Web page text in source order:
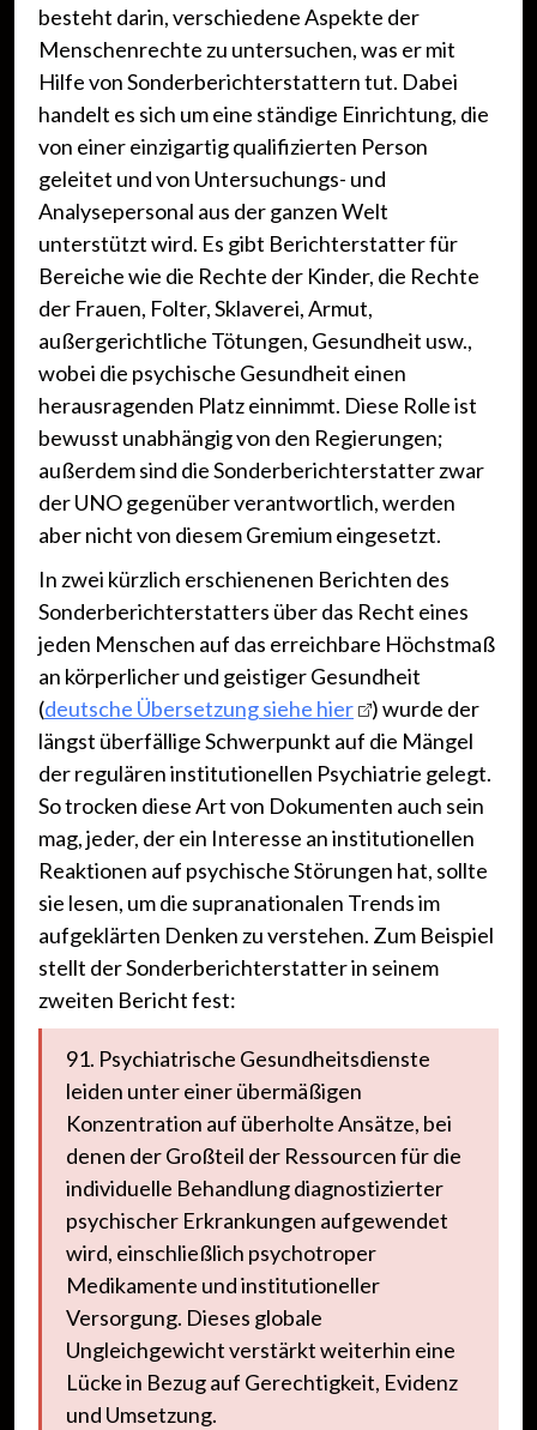
besteht darin, verschiedene Aspekte der
Menschenrechte zu untersuchen, was er mit
Hilfe von Sonderberichterstattern tut. Dabei
handelt es sich um eine ständige Einrichtung, die
von einer einzigartig qualifizierten Person
geleitet und von Untersuchungs- und
Analysepersonal aus der ganzen Welt
unterstützt wird. Es gibt Berichterstatter für
Bereiche wie die Rechte der Kinder, die Rechte
der Frauen, Folter, Sklaverei, Armut,
außergerichtliche Tötungen, Gesundheit usw.,
wobei die psychische Gesundheit einen
herausragenden Platz einnimmt. Diese Rolle ist
bewusst unabhängig von den Regierungen;
außerdem sind die Sonderberichterstatter zwar
der UNO gegenüber verantwortlich, werden
aber nicht von diesem Gremium eingesetzt.
In zwei kürzlich erschienenen Berichten des
Sonderberichterstatters über das Recht eines
jeden Menschen auf das erreichbare Höchstmaß
an körperlicher und geistiger Gesundheit
(deutsche Übersetzung siehe hier
) wurde der
längst überfällige Schwerpunkt auf die Mängel
der regulären institutionellen Psychiatrie gelegt.
So trocken diese Art von Dokumenten auch sein
mag, jeder, der ein Interesse an institutionellen
Reaktionen auf psychische Störungen hat, sollte
sie lesen, um die supranationalen Trends im
aufgeklärten Denken zu verstehen. Zum Beispiel
stellt der Sonderberichterstatter in seinem
zweiten Bericht fest:
91. Psychiatrische Gesundheitsdienste
leiden unter einer übermäßigen
Konzentration auf überholte Ansätze, bei
denen der Großteil der Ressourcen für die
individuelle Behandlung diagnostizierter
psychischer Erkrankungen aufgewendet
wird, einschließlich psychotroper
Medikamente und institutioneller
Versorgung. Dieses globale
Ungleichgewicht verstärkt weiterhin eine
Lücke in Bezug auf Gerechtigkeit, Evidenz
und Umsetzung.